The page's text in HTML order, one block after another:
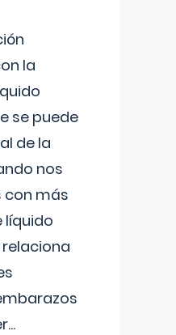
la
se puede
de la
nos
más
líquido
...